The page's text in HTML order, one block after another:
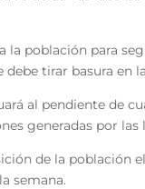
la población para
tirar basura en
al pendiente de
generadas por las
de la población
semana.